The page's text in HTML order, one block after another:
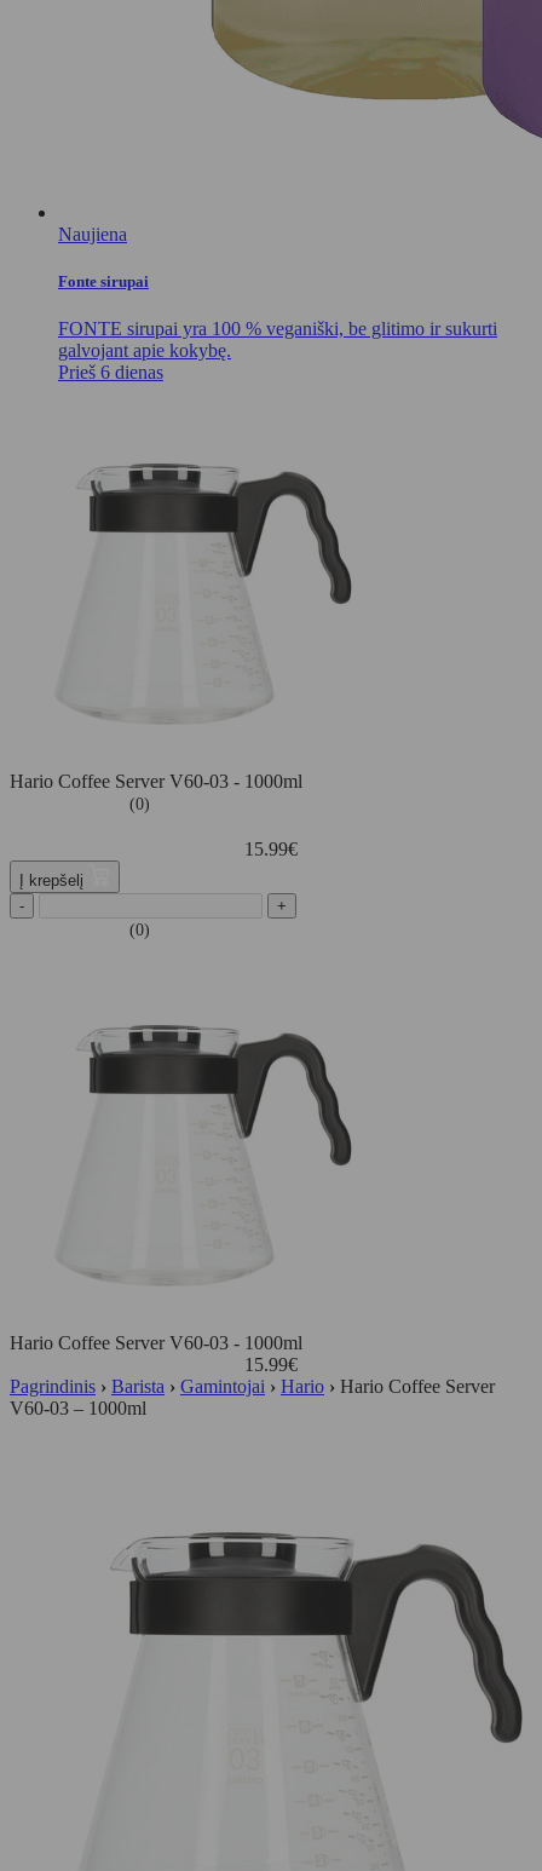
Naujiena
Fonte sirupai
FONTE sirupai yra 100 % veganiški, be glitimo ir sukurti
galvojant apie kokybę.
Prieš 6 dienas
Hario Coffee Server V60-03 - 1000ml
(0)
15.99€
Į krepšelį
-
+
(0)
Hario Coffee Server V60-03 - 1000ml
15.99€
Pagrindinis › Barista › Gamintojai › Hario › Hario Coffee Server
V60-03 – 1000ml